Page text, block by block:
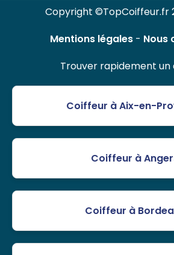
Copyright ©TopCoiffeur.fr
Mentions légales- Nous
Trouver rapidement un
Coiffeur à Aix-en-
Coiffeur à
Coiffeur à